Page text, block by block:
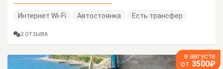
Интернет Wi-Fi Автостоянка Есть трансфер
2 ОТЗЫВА
в августе
от 3500₽